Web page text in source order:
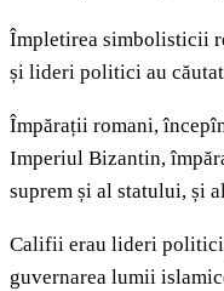
Împletirea simbolisticii
și lideri politici au
Împărații romani,
Imperiul Bizantin,
suprem și al statului, și
Califii erau lideri politici
guvernarea lumii